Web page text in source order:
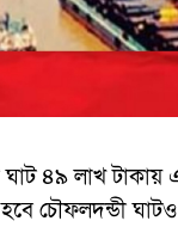
৪৯ লাখ
চৌফলদন্ডী